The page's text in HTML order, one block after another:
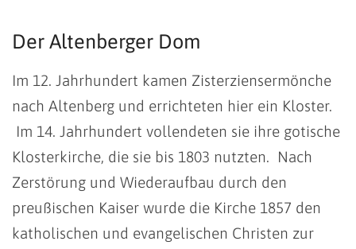
Der Altenberger Dom
Im 12. Jahrhundert kamen Zisterziensermönche
nach Altenberg und errichteten hier ein Kloster.
Im 14. Jahrhundert vollendeten sie ihre gotische
Klosterkirche, die sie bis 1803 nutzten. Nach
Zerstörung und Wiederaufbau durch den
preußischen Kaiser wurde die Kirche 1857 den
katholischen und evangelischen Christen zur